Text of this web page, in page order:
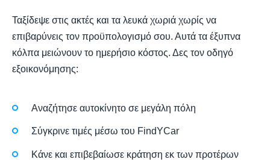
Ταξίδεψε στις ακτές και τα λευκά χωριά χωρίς να
επιβαρύνεις τον προϋπολογισμό σου. Αυτά τα έξυπνα
κόλπα μειώνουν το ημερήσιο κόστος. Δες τον οδηγό
εξοικονόμησης:
Αναζήτησε αυτοκίνητο σε μεγάλη πόλη
Σύγκρινε τιμές μέσω του FindYCar
Κάνε και επιβεβαίωσε κράτηση εκ των προτέρων